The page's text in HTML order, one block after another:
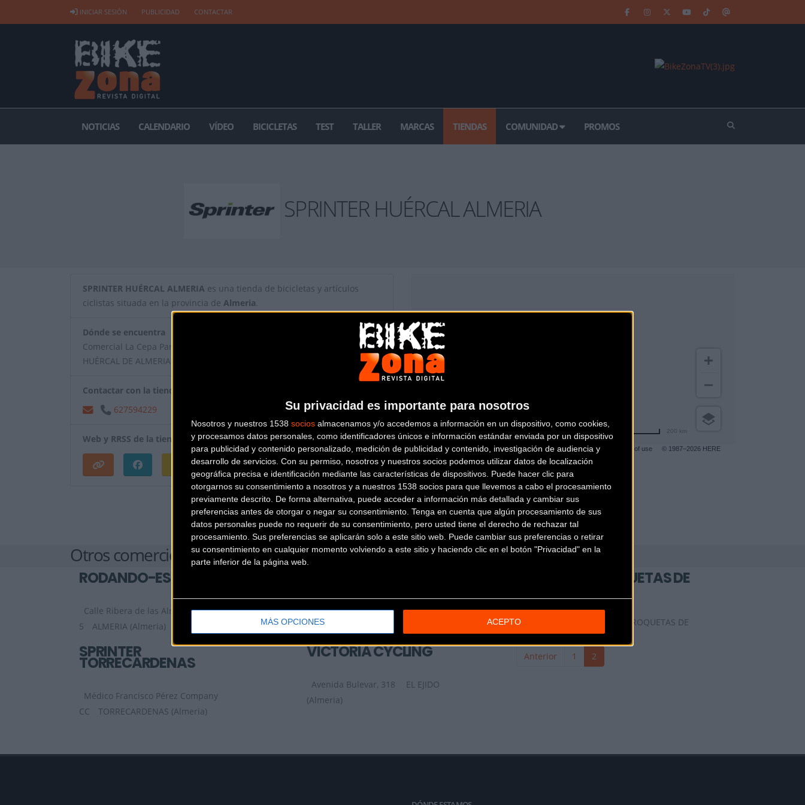
Su privacidad es importante para nosotros
Nosotros y nuestros 1538 socios almacenamos y/o accedemos a información en un dispositivo, como cookies,
y procesamos datos personales, como identificadores únicos e información estándar enviada por un dispositivo
para publicidad y contenido personalizado, medición de publicidad y contenido, investigación de audiencia y
desarrollo de servicios. Con su permiso, nosotros y nuestros socios podemos utilizar datos de localización
geográfica precisa e identificación mediante las características de dispositivos. Puede hacer clic para
otorgarnos su consentimiento a nosotros y a nuestros 1538 socios para que llevemos a cabo el procesamiento
previamente descrito. De forma alternativa, puede acceder a información más detallada y cambiar sus
preferencias antes de otorgar o negar su consentimiento. Tenga en cuenta que algún procesamiento de sus
datos personales puede no requerir de su consentimiento, pero usted tiene el derecho de rechazar tal
procesamiento. Sus preferencias se aplicarán solo a este sitio web. Puede cambiar sus preferencias o retirar
su consentimiento en cualquier momento volviendo a este sitio y haciendo clic en el botón "Privacidad" en la
parte inferior de la página web.
MÁS OPCIONES ACEPTO
INICIAR SESIÓN PUBLICIDAD CONTACTAR
NOTICIAS CALENDARIO VÍDEO BICICLETAS TEST TALLER MARCAS TIENDAS COMUNIDAD PROMOS
SPRINTER HUÉRCAL ALMERIA
SPRINTER HUÉRCAL ALMERIA es una tienda de bicicletas y artículos
ciclistas situada en la provincia de Almeria.
Dónde se encuentra
Comercial La Cepa Parcela 8 Local 4 04230
HUÉRCAL DE ALMERIA (Almeria).
Contactar con la tienda
627594229
Web y RRSS de la tienda
Terms of use © 1987–2026 HERE
200 km
¿Eres el propietario de esta tienda? Descubre cómo hacerte tienda Premium para llegar a más clientes
Otros comercios
RODANDO-ES
Calle Ribera de las Almadrabillas
5
ALMERIA (Almeria)
De Almerimar PC El Copo
EL EJIDO
(Almeria)
SPRINTER ROQUETAS DE
ROQUETAS DE
SPRINTER
TORRECARDENAS
Médico Francisco Pérez Company
CC
TORRECARDENAS (Almeria)
VICTORIA CYCLING
Avenida Bulevar, 318
EL EJIDO
(Almeria)
Anterior 1 2